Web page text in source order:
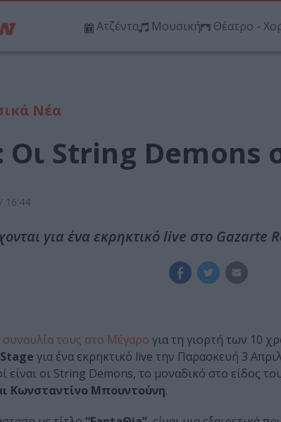
Ατζέντα Μουσική Θέατρο -
Νέα
String Demons
/ 16:44
για ένα εκρηκτικό live στο Gazarte
συναυλία τους στο Μέγαρο για τη γιορτή των 10
για ένα εκρηκτικό live την Παρασκευή 3
είναι οι String Demons, το μοναδικό στο είδος
Κωνσταντίνο Μπουντούνη.